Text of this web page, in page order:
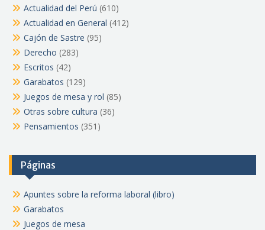
Actualidad del Perú (610)
Actualidad en General (412)
Cajón de Sastre (95)
Derecho (283)
Escritos (42)
Garabatos (129)
Juegos de mesa y rol (85)
Otras sobre cultura (36)
Pensamientos (351)
Páginas
Apuntes sobre la reforma laboral (libro)
Garabatos
Juegos de mesa